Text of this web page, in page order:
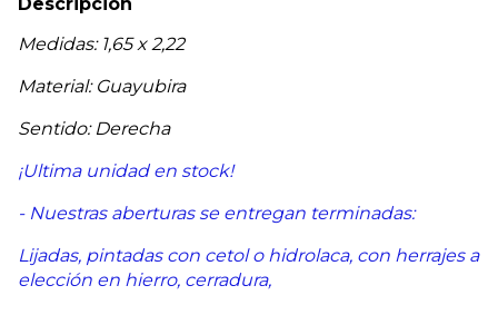
Medidas: 1,65 x 2,22
Material: Guayubira
Sentido: Derecha
¡Ultima unidad en stock!
- Nuestras aberturas se entregan terminadas:
Lijadas, pintadas con cetol o hidrolaca, con herrajes a
elección en hierro, cerradura,